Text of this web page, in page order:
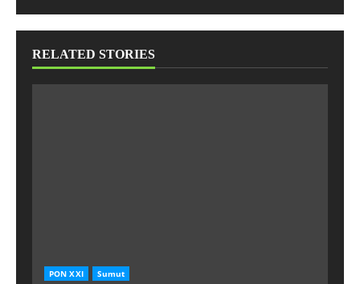
RELATED STORIES
PON XXI Sumut